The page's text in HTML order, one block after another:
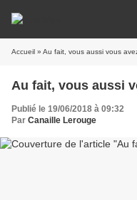
Accueil » Au fait, vous aussi vous
Au fait, vous aussi
Publié le 19/06/2018 à 09:32
Par Canaille Lerouge